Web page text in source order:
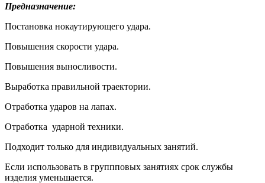
Предназначение:
Постановка нокаутирующего удара.
Повышения скорости удара.
Повышения выносливости.
Выработка правильной траектории.
Отработка ударов на лапах.
Отработка ударной техники.
Подходит только для индивидуальных занятий.
Если использовать в группповых занятиях срок службы
изделия уменьшается.